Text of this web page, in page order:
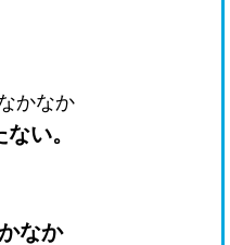
かなか
い。
なか